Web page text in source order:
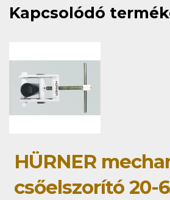
Kapcsolódó
HÜRNER
csőelszorító 20-